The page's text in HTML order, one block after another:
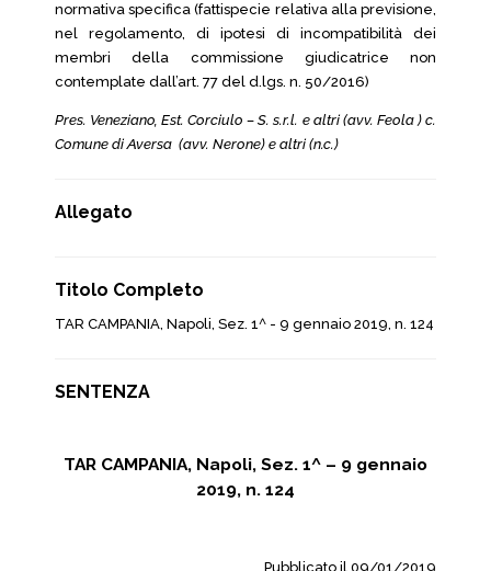
normativa specifica (fattispecie relativa alla previsione,
nel regolamento, di ipotesi di incompatibilità dei
membri della commissione giudicatrice non
contemplate dall’art. 77 del d.lgs. n. 50/2016)
Pres. Veneziano, Est. Corciulo – S. s.r.l. e altri (avv. Feola ) c.
Comune di Aversa (avv. Nerone) e altri (n.c.)
Allegato
Titolo Completo
TAR CAMPANIA, Napoli, Sez. 1^ - 9 gennaio 2019, n. 124
SENTENZA
TAR CAMPANIA, Napoli, Sez. 1^ – 9 gennaio
2019, n. 124
Pubblicato il 09/01/2019